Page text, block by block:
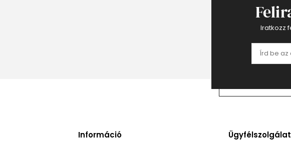
Iratkozz
Információ Ügyfélszolgálat